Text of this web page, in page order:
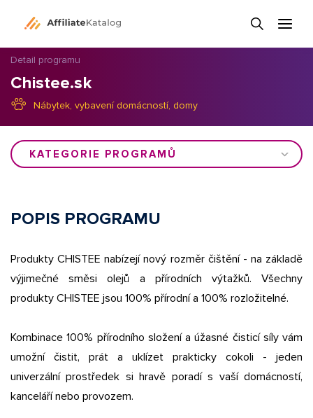
Detail programu
Chistee.sk
Nábytek, vybavení domácností, domy
KATEGORIE PROGRAMŮ
POPIS PROGRAMU
Produkty CHISTEE nabízejí nový rozměr čištění - na základě
výjimečné směsi olejů a přírodních výtažků. Všechny
produkty CHISTEE jsou 100% přírodní a 100% rozložitelné.
Kombinace 100% přírodního složení a úžasné čisticí síly vám
umožní čistit, prát a uklízet prakticky cokoli - jeden
univerzální prostředek si hravě poradí s vaší domácností,
kanceláří nebo provozem.